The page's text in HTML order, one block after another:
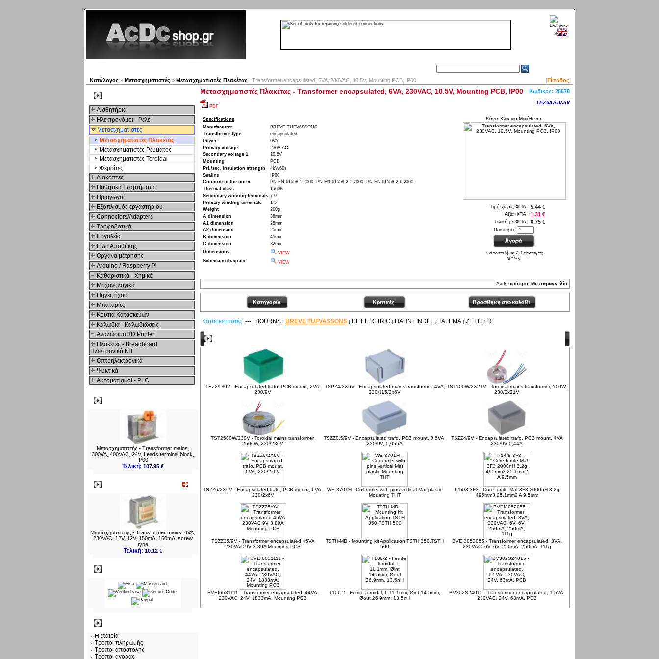
Κατάλογος » Μετασχηματιστές » Μετασχηματιστές Πλακέτας : Transformer encapsulated, 6VA, 230VAC, 10.5V, Mounting PCB, IP00 [Είσοδος]
Αισθητήρια
Ηλεκτρονόμοι - Ρελέ
Μετασχηματιστές
Μετασχηματιστές Πλακέτας
Μετασχηματιστές Ρευματος
Μετασχηματιστές Toroidal
Φερρίτες
Διακόπτες
Παθητικά Εξαρτήματα
Hμιαγωγοί
Εξοπλισμός εργαστηρίου
Connectors/Adapters
Τροφοδοτικά
Εργαλεία
Είδη Αποθήκης
Όργανα μέτρησης
Arduino / Raspberry Pi
Καθαριστικά - Χημικά
Μηχανολογικά
Πηγές ήχου
Μπαταρίες
Κουτιά Κατασκευών
Καλώδια - Καλωδιώσεις
Αναλώσιμα 3D Printer
Πλακέτες - Breadboard
Ηλεκτρονικά ΚΙΤ
Οπτοηλεκτρονικά
Ψυκτικά
Αυτοματισμοί - PLC
Μετασχηματιστής - Transformer mains,
300VA, 400VAC, 24V, Leads terminal block,
IP00
Τελική: 107.95 €
Μετασχηματιστής - Transformer mains, 4VA,
230VAC, 12V, 12V, 150mA, 150mA, screw
type
Τελική: 10.12 €
Η εταιρία
Τρόποι πληρωμής
Τρόποι αποστολής
Τρόποι αγοράς
Μετασχηματιστές Πλακέτας - Transformer encapsulated, 6VA, 230VAC, 10.5V, Mounting PCB, IP00 Κωδικός: 25670
PDF
TEZ6/D/10.5V
Κάντε Κλικ για Μεγέθυνση
Τιμή χωρίς ΦΠΑ: 5.44 €
Αξία ΦΠΑ: 1.31 €
Τελική με ΦΠΑ: 6.75 €
Ποσότητα:
* Αποστολή σε 2-3 εργάσιμες
ημέρες.
Specifications
Manufacturer
BREVE TUFVASSONS
Transformer type
encapsulated
Power
6VA
Primary voltage
230V AC
Secondary voltage 1
10.5V
Mounting
PCB
Pri./sec. insulation strength
4kV/60s
Sealing
IP00
Conform to the norm
PN-EN 61558-1:2000, PN-EN 61558-2-1:2000, PN-EN 61558-2-6:2000
Thermal class
Ta60B
Secondary winding terminals 7-9
Primary winding terminals
1-5
Weight
200g
A dimension
38mm
A1 dimension
25mm
A2 dimension
25mm
B dimension
45mm
C dimension
32mm
Dimensions
VIEW
Schematic diagram
VIEW
Διαθεσιμότητα: Με παραγγελία
Κατασκευαστές: --- | BOURNS | BREVE TUFVASSONS | DF ELECTRIC | HAHN | INDEL | TALEMA | ZETTLER
TEZ2/D/9V - Encapsulated trafo, PCB mount, 2VA,
230/9V
TSPZ4/2X6V - Encapsulated mains transformer, 4VA,
230/115/2x6V
TST100W/2X21V - Toroidal mains transformer, 100W,
230/2x21V
TST2500W/230V - Toroidal mains transformer,
2500W, 230/230V
TSZZ0.5/9V - Encapsulated trafo, PCB mount, 0,5VA,
230/9V, 0,055A
TSZZ4/9V - Encapsulated trafo, PCB mount, 4VA
230/9V 0,44A
TSZZ6/2X6V - Encapsulated trafo, PCB mount, 6VA,
230/2x6V
WE-3701H - Coilformer with pins vertical Mat plastic
Mounting THT
P14/8-3F3 - Core ferrite Mat 3F3 2000nH 3.2g
495mm3 25.1mm2 A 9.5mm
TSZZ35/9V - Transformer encapsulated 45VA
230VAC 9V 3.89A Mounting PCB
TSTH-MD - Mounting kit Application TSTH 350,TSTH
500
BVEI3052055 - Transformer encapsulated, 3VA,
230VAC, 6V, 6V, 250mA, 250mA, 111g
BVEI6631111 - Transformer encapsulated, 44VA,
230VAC, 24V, 1833mA, Mounting PCB
T106-2 - Ferrite toroidal, L 11.1mm, Øint 14.5mm,
Øout 26.9mm, 13.5nH
BV302S24015 - Transformer encapsulated, 1.5VA,
230VAC, 24V, 63mA, PCB